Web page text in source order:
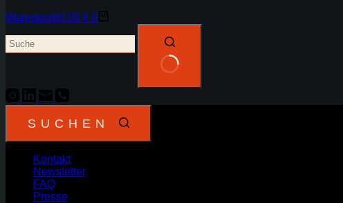
Warenkorb0,00 € 0
SUCHEN
Kontakt
Newsletter
FAQ
Presse